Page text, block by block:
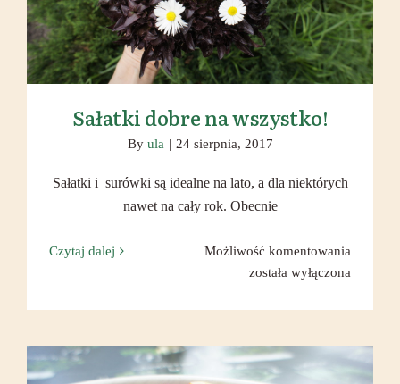
Sałatki dobre na wszystko!
By ula | 24 sierpnia, 2017
Sałatki i surówki są idealne na lato, a dla niektórych
nawet na cały rok. Obecnie
Czytaj dalej Możliwość komentowania
została wyłączona